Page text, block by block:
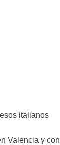
italianos
Valencia y con